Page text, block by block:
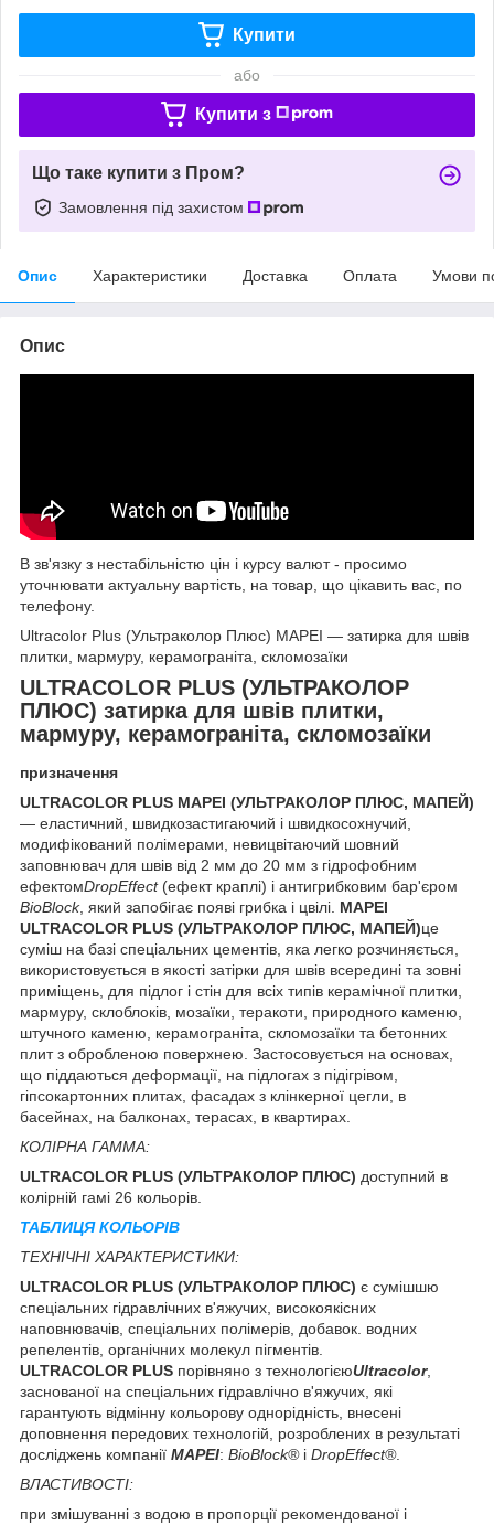
Купити
або
Купити з
Що таке купити з Пром?
Замовлення під захистом
Опис Характеристики Доставка Оплата Умови
Опис
В зв'язку з нестабільністю цін і курсу валют - просимо
уточнювати актуальну вартість, на товар, що цікавить вас, по
телефону.
Ultracolor Plus (Ультраколор Плюс) MAPEI — затирка для швів
плитки, мармуру, керамограніта, скломозаїки
ULTRACOLOR PLUS (УЛЬТРАКОЛОР
ПЛЮС) затирка для швів плитки,
мармуру, керамограніта, скломозаїки
призначення
ULTRACOLOR PLUS MAPEI (УЛЬТРАКОЛОР ПЛЮС, МАПЕЙ)
— еластичний, швидкозастигаючий і швидкосохнучий,
модифікований полімерами, невицвітаючий шовний
заповнювач для швів від 2 мм до 20 мм з гідрофобним
ефектомDropEffect(ефект краплі) і антигрибковим бар'єром
BioBlock, який запобігає появі грибка і цвілі. MAPEI
ULTRACOLOR PLUS (УЛЬТРАКОЛОР ПЛЮС, МАПЕЙ)це
суміш на базі спеціальних цементів, яка легко розчиняється,
використовується в якості затірки для швів всередині та зовні
приміщень, для підлог і стін для всіх типів керамічної плитки,
мармуру, склоблоків, мозаїки, теракоти, природного каменю,
штучного каменю, керамограніта, скломозаїки та бетонних
плит з обробленою поверхнею. Застосовується на основах,
що піддаються деформації, на підлогах з підігрівом,
гіпсокартонних плитах, фасадах з клінкерної цегли, в
басейнах, на балконах, терасах, в квартирах.
КОЛІРНА ГАММА:
ULTRACOLOR PLUS (УЛЬТРАКОЛОР ПЛЮС) доступний в
колірній гамі 26 кольорів.
ТАБЛИЦЯ КОЛЬОРІВ
ТЕХНІЧНІ ХАРАКТЕРИСТИКИ:
ULTRACOLOR PLUS (УЛЬТРАКОЛОР ПЛЮС) є сумішшю
спеціальних гідравлічних в'яжучих, високоякісних
наповнювачів, спеціальних полімерів, добавок. водних
репелентів, органічних молекул пігментів.
ULTRACOLOR PLUS порівняно з технологієюUltracolor,
заснованої на спеціальних гідравлічно в'яжучих, які
гарантують відмінну кольорову однорідність, внесені
доповнення передових технологій, розроблених в результаті
досліджень компанії MAPEI: BioBlock®і DropEffect®.
ВЛАСТИВОСТІ:
при змішуванні з водою в пропорції рекомендованої і